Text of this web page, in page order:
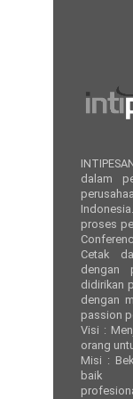
dalam
proses
Cetak
dengan
didirikan
dengan
passion
Visi :
orang
Misi :
baik